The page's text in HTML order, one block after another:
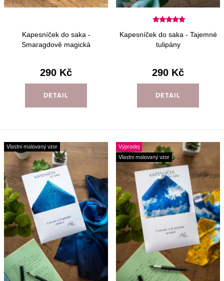
ů
t
Kapesníček do saka -
Smaragdově magická
290 Kč
DETAIL
Kapesníček do saka - Tajemné
tulipány
290 Kč
DETAIL
Vlastní malovaný vzor
Výprodej
Vlastní malovaný vzor